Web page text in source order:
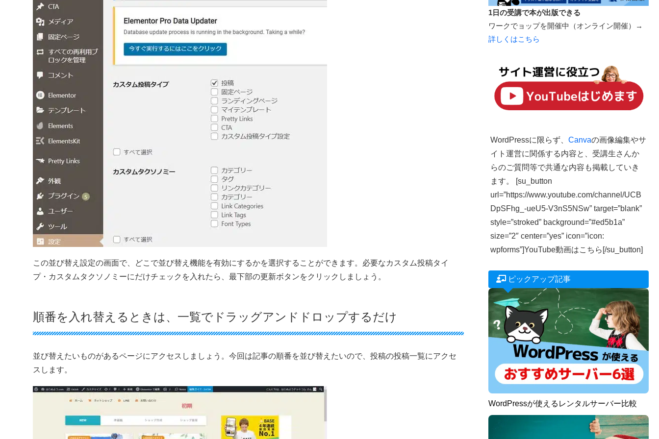
この並び替え設定の画面で、どこで並び替え機能を有効にするかを選択することができます。必要なカスタム投稿タイ
プ・カスタムタクソノミーにだけチェックを入れたら、最下部の更新ボタンをクリックしましょう。
順番を入れ替えるときは、一覧でドラッグアンドドロップするだけ
並び替えたいものがあるページにアクセスしましょう。今回は記事の順番を並び替えたいので、投稿の投稿一覧にアクセ
スします。
1日の受講で本が出版できる
ワークでョップを開催中（オンライン開催）→
詳しくはこちら
WordPressに限らず、Canvaの画像編集やサ
イト運営に関係する内容と、受講生さんか
らのご質問等で共通な内容も掲載していき
ます。 [su_button
url=”https://www.youtube.com/channel/UCB
DpSFhg_-ueU5-V3nS5NSw” target=”blank”
style=”stroked” background=”#ed5b1a”
size=”2″ center=”yes” icon=”icon:
wpforms”]YouTube動画はこちら[/su_button]
ピックアップ記事
WordPressが使えるレンタルサーバー比較